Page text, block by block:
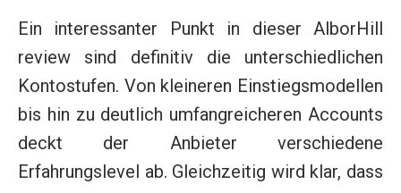
Ein interessanter Punkt in dieser AlborHill
review sind definitiv die unterschiedlichen
Kontostufen. Von kleineren Einstiegsmodellen
bis hin zu deutlich umfangreicheren Accounts
deckt der Anbieter verschiedene
Erfahrungslevel ab. Gleichzeitig wird klar, dass